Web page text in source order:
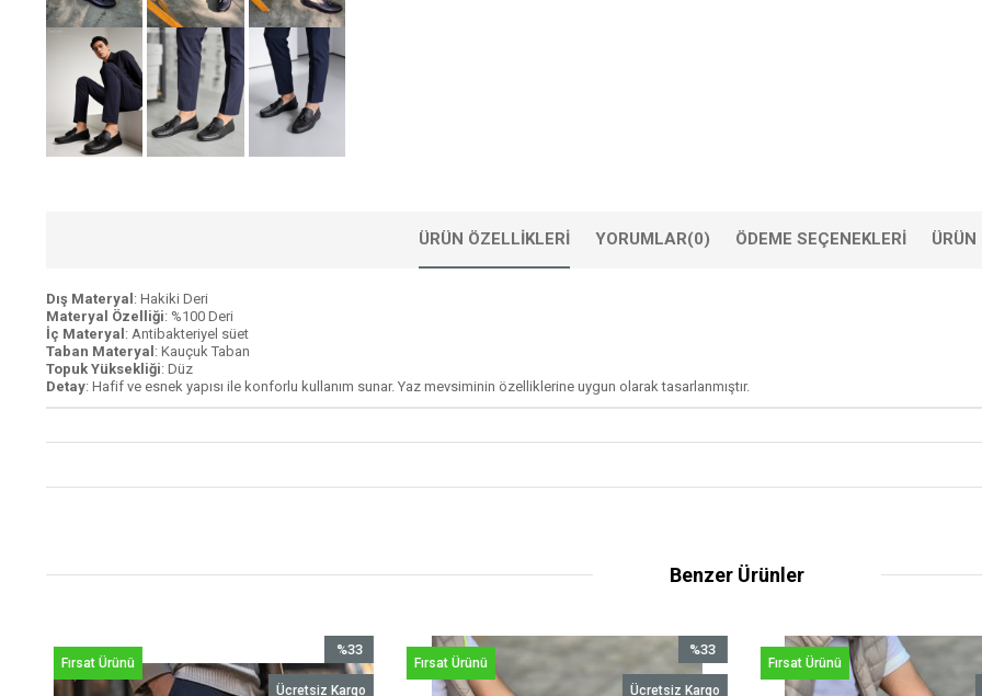
ÜRÜN ÖZELLIKLERI YORUMLAR(0) ÖDEME SEÇENEKLERI ÜRÜN
Dış Materyal : Hakiki Deri
Materyal Özelliği: %100 Deri
İç Materyal : Antibakteriyel süet
Taban Materyal : Kauçuk Taban
Topuk Yüksekliği: Düz
Detay: Hafif ve esnek yapısı ile konforlu kullanım sunar. Yaz mevsiminin özelliklerine uygun olarak tasarlanmıştır.
Benzer Ürünler
%33
İndirim
Ücretsiz Kargo
Fırsat Ürünü
%33
İndirim
Ücretsiz Kargo
Fırsat Ürünü Fırsat Ürünü